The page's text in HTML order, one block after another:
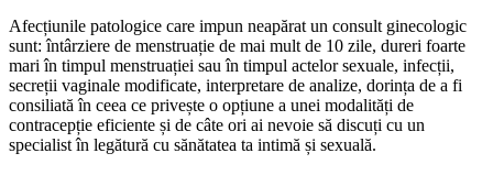
Afecțiunile patologice care impun neapărat un consult ginecologic
sunt: întârziere de menstruație de mai mult de 10 zile, dureri foarte
mari în timpul menstruației sau în timpul actelor sexuale, infecții,
secreții vaginale modificate, interpretare de analize, dorința de a fi
consiliată în ceea ce privește o opțiune a unei modalități de
contracepție eficiente și de câte ori ai nevoie să discuți cu un
specialist în legătură cu sănătatea ta intimă și sexuală.